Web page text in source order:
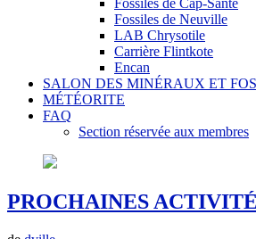
Fossiles de Cap-Santé
Fossiles de Neuville
LAB Chrysotile
Carrière Flintkote
Encan
SALON DES MINÉRAUX ET
MÉTÉORITE
FAQ
Section réservée aux membres
PROCHAINES